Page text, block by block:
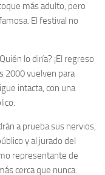
más adulto, pero
El festival no
lo diría? ¡El regreso
2000 vuelven para
intacta, con una
a prueba sus nervios,
y al jurado del
representante de
cerca que nunca.